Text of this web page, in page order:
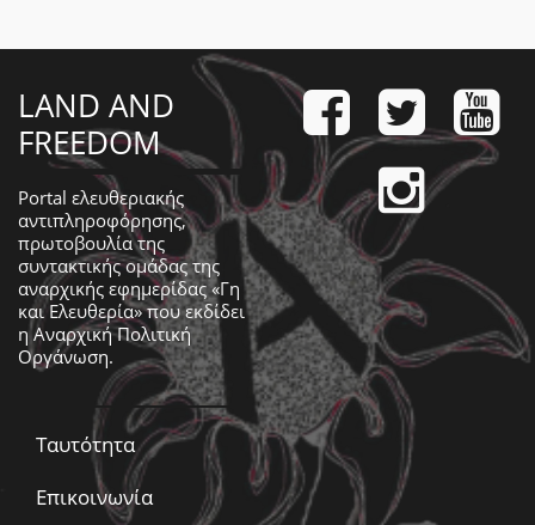
LAND AND
FREEDOM
Portal ελευθεριακής
αντιπληροφόρησης,
πρωτοβουλία της
συντακτικής ομάδας της
αναρχικής εφημερίδας «Γη
και Ελευθερία» που εκδίδει
ηΑναρχική Πολιτική
Οργάνωση.
Ταυτότητα
Επικοινωνία